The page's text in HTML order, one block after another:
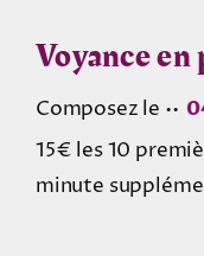
Voyance
Composez le ••
15€ les 10
minute